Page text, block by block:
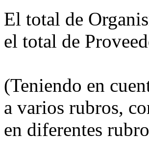
El total de
el total de
(Teniendo en
a varios rubros,
en diferentes